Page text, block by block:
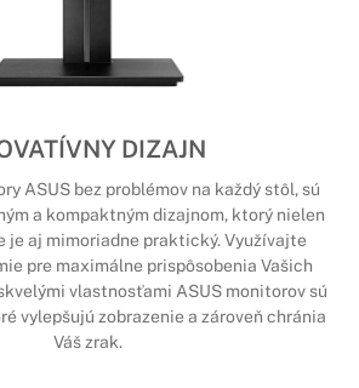
DIZAJN
ASUS bez problémov na každý stôl, sú
a kompaktným dizajnom, ktorý nielen
je aj mimoriadne praktický. Využívajte
pre maximálne prispôsobenia Vašich
vlastnosťami ASUS monitorov sú
vylepšujú zobrazenie a zároveň chránia
Váš zrak.